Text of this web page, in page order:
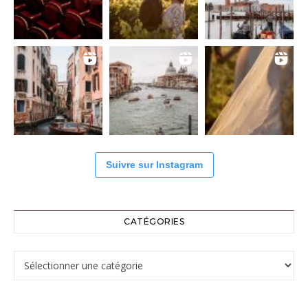
Suivre sur Instagram
CATÉGORIES
Catégories